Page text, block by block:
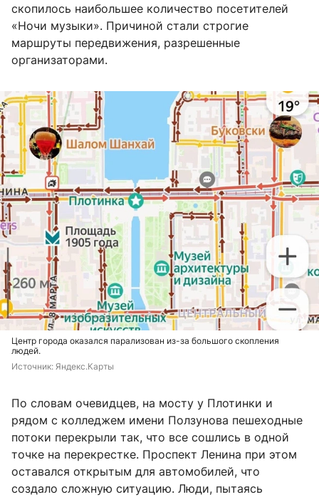
скопилось наибольшее количество посетителей
«Ночи музыки». Причиной стали строгие
маршруты передвижения, разрешенные
организаторами.
Центр города оказался парализован из-за большого скопления
людей.
Источник: Яндекс.Карты
По словам очевидцев, на мосту у Плотинки и
рядом с колледжем имени Ползунова пешеходные
потоки перекрыли так, что все сошлись в одной
точке на перекрестке. Проспект Ленина при этом
оставался открытым для автомобилей, что
создало сложную ситуацию. Люди, пытаясь